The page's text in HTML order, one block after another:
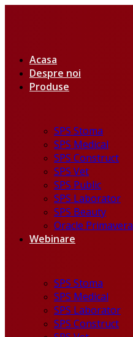
Acasa
Despre noi
Produse
SPS Stoma
SPS Medical
SPS Construct
SPS Vet
SPS Public
SPS Laborator
SPS Beauty
Oracle Primavera
Webinare
SPS Stoma
SPS Medical
SPS Laborator
SPS Construct